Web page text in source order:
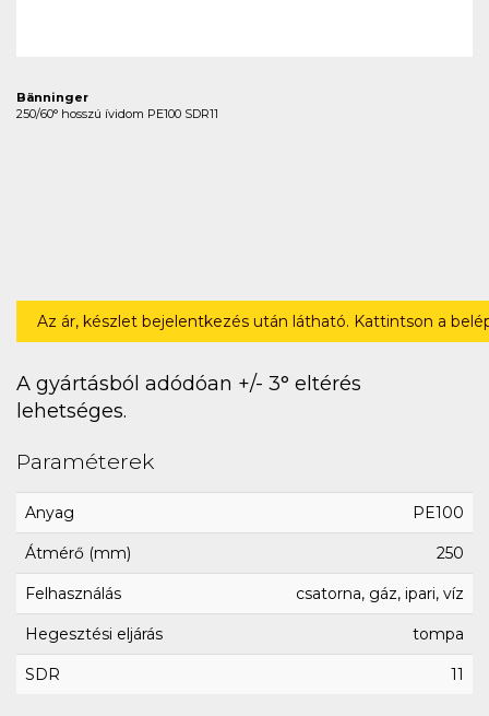
Bänninger
250/60° hosszú ívidom PE100 SDR11
Az ár, készlet bejelentkezés után látható. Kattintson a
A gyártásból adódóan +/- 3° eltérés
lehetséges.
Paraméterek
Anyag PE100
Átmérő (mm) 250
Felhasználás csatorna, gáz, ipari, víz
Hegesztési eljárás tompa
SDR 11